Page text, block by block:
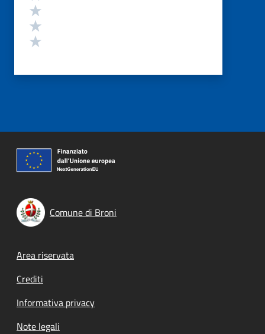
Comune di Broni
Footer menu
Area riservata
Crediti
Informativa privacy
Note legali